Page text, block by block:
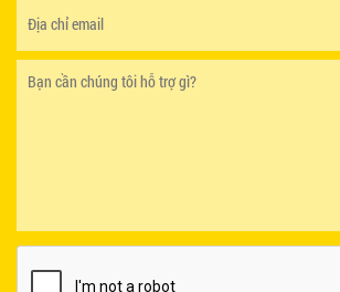
GHẾ XẾP GẤP GIÁ RẺ -
BÀN CAFE BCF01 GIÁ
650.000 VNĐ